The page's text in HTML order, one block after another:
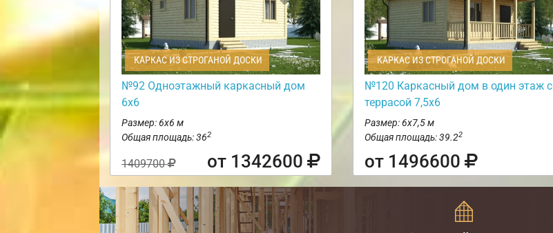
КАРКАС ИЗ СТРОГАНОЙ ДОСКИ
№92 Одноэтажный каркасный дом
6х6
Размер: 6х6 м
Общая площадь: 362
1409700 от 1342600
КАРКАС ИЗ СТРОГАНОЙ ДОСКИ
№120 Каркасный дом в один этаж с
террасой 7,5х6
Размер: 6х7,5 м
Общая площадь: 39.22
от 1496600